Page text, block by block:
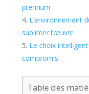
premium
L’environnement
sublimer l’œuvre
Le choix
compromis
Table des